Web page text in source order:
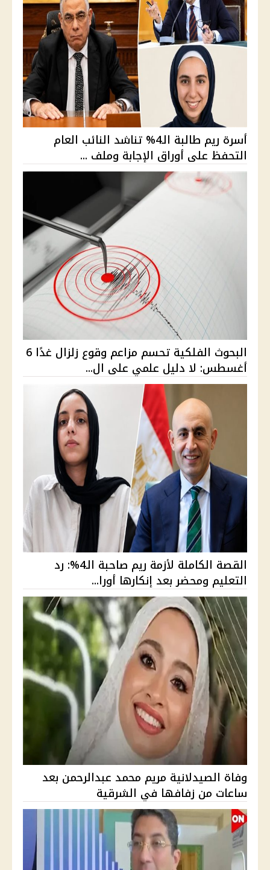
أسرة ريم طالبة الـ4% تناشد النائب العام
التحفظ على أوراق الإجابة وملف ...
البحوث الفلكية تحسم مزاعم وقوع زلزال غدًا 6
أغسطس: لا دليل علمي على ال...
القصة الكاملة لأزمة ريم صاحبة الـ4%: رد
التعليم ومحضر بعد إنكارها أورا...
وفاة الصيدلانية مريم محمد عبدالرحمن بعد
ساعات من زفافها في الشرقية